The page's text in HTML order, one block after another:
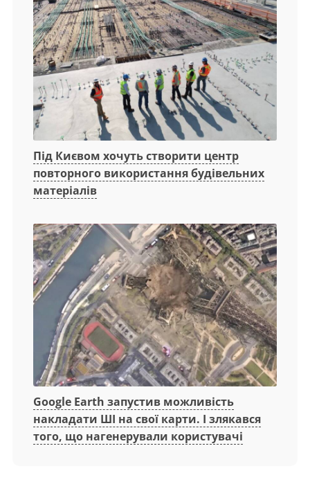
Під Києвом хочуть створити центр
повторного використання будівельних
матеріалів
Google Earth запустив можливість
накладати ШІ на свої карти. І злякався
того, що нагенерували користувачі